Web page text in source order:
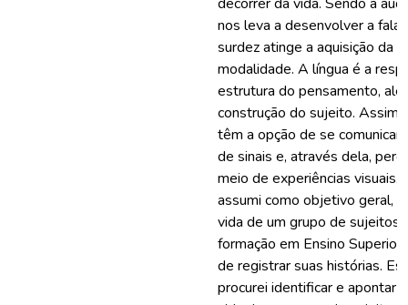
nos leva a desenvolver a fala
surdez atinge a aquisição da
modalidade. A língua é a
estrutura do pensamento,
construção do sujeito. Assim,
têm a opção de se comunicar
de sinais e, através dela,
meio de experiências visuais.
assumi como objetivo geral,
vida de um grupo de sujeitos
formação em Ensino
de registrar suas histórias.
procurei identificar e apontar